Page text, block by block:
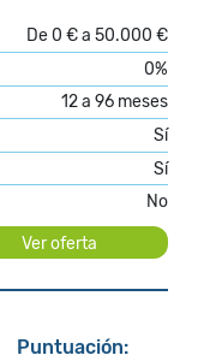
De 0 € a 50.000 €
0%
12 a 96 meses
Sí
Sí
No
Ver oferta
Puntuación: